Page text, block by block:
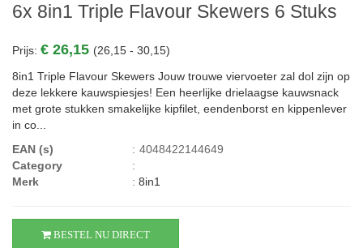
6x 8in1 Triple Flavour Skewers 6 Stuks
Prijs: € 26,15 (26,15 - 30,15)
8in1 Triple Flavour Skewers Jouw trouwe viervoeter zal dol zijn op
deze lekkere kauwspiesjes! Een heerlijke drielaagse kauwsnack
met grote stukken smakelijke kipfilet, eendenborst en kippenlever
in co...
EAN (s)
: 4048422144649
Category
:
Merk
: 8in1
BESTEL NU DIRECT